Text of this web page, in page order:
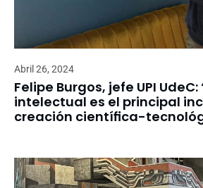
Abril 26, 2024
Felipe Burgos, jefe UPI
intelectual es el principal
creación científica-